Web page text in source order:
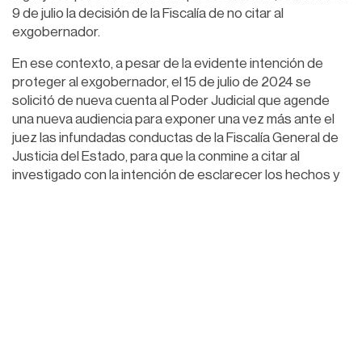
9 de julio la decisión de la Fiscalía de no citar al
exgobernador.
En ese contexto, a pesar de la evidente intención de
proteger al exgobernador, el 15 de julio de 2024 se
solicitó de nueva cuenta al Poder Judicial que agende
una nueva audiencia para exponer una vez más ante el
juez las infundadas conductas de la Fiscalía General de
Justicia del Estado, para que la conmine a citar al
investigado con la intención de esclarecer los hechos y